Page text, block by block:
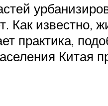
известно,
практика,
Китая